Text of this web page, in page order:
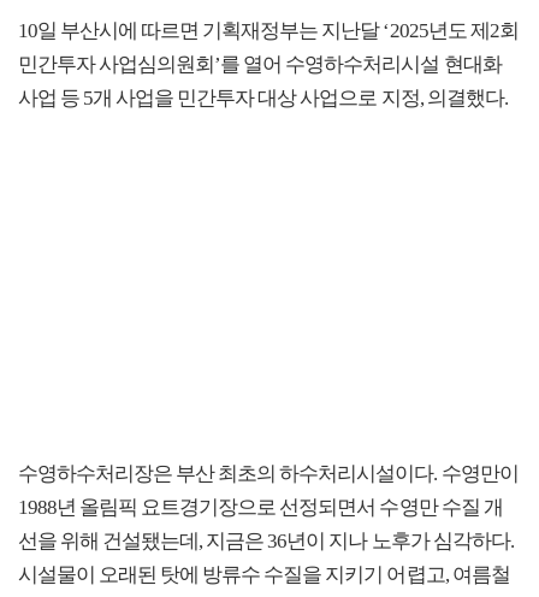
10일 부산시에 따르면 기획재정부는 지난달 ‘2025년도 제2회
민간투자 사업심의원회’를 열어 수영하수처리시설 현대화
사업 등 5개 사업을 민간투자 대상 사업으로 지정, 의결했다.
수영하수처리장은 부산 최초의 하수처리시설이다. 수영만이
1988년 올림픽 요트경기장으로 선정되면서 수영만 수질 개
선을 위해 건설됐는데, 지금은 36년이 지나 노후가 심각하다.
시설물이 오래된 탓에 방류수 수질을 지키기 어렵고, 여름철